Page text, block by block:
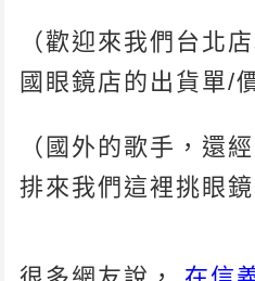
（歡迎來我們台北
國眼鏡店的出貨單/
（國外的歌手，還
排來我們這裡挑眼鏡